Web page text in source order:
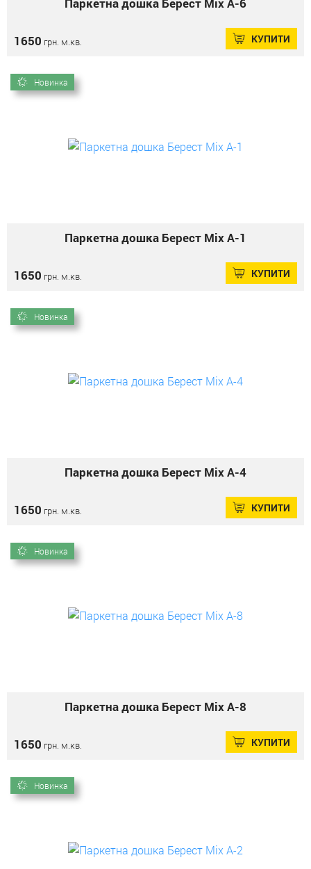
1650 грн. м.кв. КУПИТИ
Новинка
Паркетна дошка Берест Mix А-1
1650 грн. м.кв. КУПИТИ
Новинка
Паркетна дошка Берест Mix А-4
1650 грн. м.кв. КУПИТИ
Новинка
Паркетна дошка Берест Mix А-8
1650 грн. м.кв. КУПИТИ
Новинка